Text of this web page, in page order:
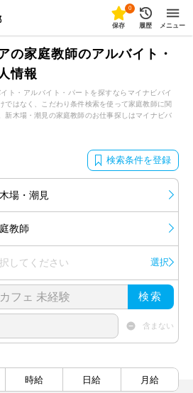
0
保存 履歴 メニュー
の家庭教師のアルバイト・
情報
ト・アルバイト・パートを探すならマイナビバイ
ではなく、こだわり条件検索を使って家庭教師に関
新木場・潮見の家庭教師のお仕事探しはマイナビバ
検索条件を登録
場・潮見
教師
してください 選択
検索
含まない
時給 日給 月給